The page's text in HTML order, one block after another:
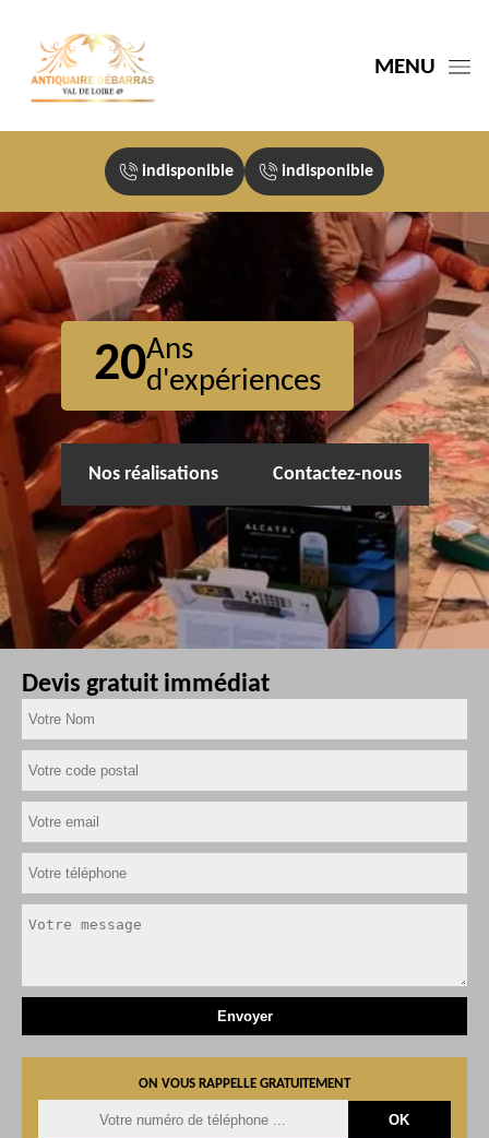
MENU
indisponible indisponible
20Ans
d'expériences
Nos réalisations Contactez-nous
Devis gratuit immédiat
ON VOUS RAPPELLE GRATUITEMENT